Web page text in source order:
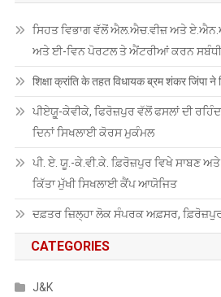
ਸਿਹਤ ਵਿਭਾਗ ਵੱਲੋਂ ਐਲ.ਐਚ.ਵੀਜ਼ ਅਤੇ
ਅਤੇ ਈ-ਵਿਨ ਪੋਰਟਲ ਤੇ ਐਂਟਰੀਆਂ ਕਰਨ
शिक्षा क्रांति के तहत विधायक ब्रम शंकर जिंपा ने
ਪੀਏਯੂੑ-ਕੇਵੀਕੇ, ਫਿਰੋਜ਼ਪੁਰ ਵੱਲੋਂ ਫਸਲਾਂ ਦੀ
ਦਿਨਾਂ ਸਿਖਲਾਈ ਕੋਰਸ ਮੁਕੰਮਲ
ਪੀ. ਏ. ਯੂ.-ਕੇ.ਵੀ.ਕੇ. ਫ਼ਿਰੋਜ਼ਪੁਰ ਵਿਖੇ ਸਾਬਣ
ਕਿੱਤਾ ਮੁੱਖੀ ਸਿਖਲਾਈ ਕੈਂਪ ਆਯੋਜਿਤ
ਦਫ਼ਤਰ ਜ਼ਿਲ੍ਹਾ ਲੋਕ ਸੰਪਰਕ ਅਫ਼ਸਰ,
CATEGORIES
J&K